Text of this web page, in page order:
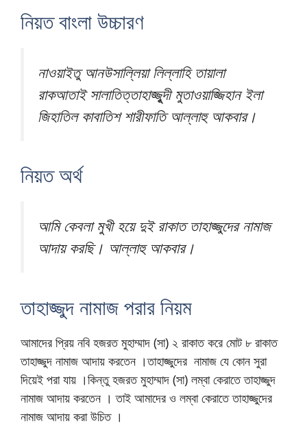
নিয়ত বাংলা উচ্চারণ
নাওয়াইতু আনউসাল্লিয়া লিল্লাহি তায়ালা
রাকআতাই সালাতিত্তাহাজ্জুূদী মুতাওয়াজ্জিহান ইলা
জিহাতিল কাবাতিশ শারীফাতি আল্লাহু আকবার।
নিয়ত অর্থ
আমি কেবলা মুখী হয়ে দুই রাকাত তাহাজ্জুদের নামাজ
আদায় করছি। আল্লাহু আকবার।
তাহাজ্জুদ নামাজ পরার নিয়ম
আমাদের প্রিয় নবি হজরত মুহাম্মাদ (সা) ২ রাকাত করে মোট ৮ রাকাত
তাহাজ্জুদ নামাজ আদায় করতেন ।তাহাজ্জুদের নামাজ যে কোন সুরা
দিয়েই পরা যায় ।কিন্তু হজরত মুহাম্মাদ (সা) লম্বা কেরাতে তাহাজ্জুদ
নামাজ আদায় করতেন । তাই আমাদের ও লম্বা কেরাতে তাহাজ্জুদের
নামাজ আদায় করা উচিত ।